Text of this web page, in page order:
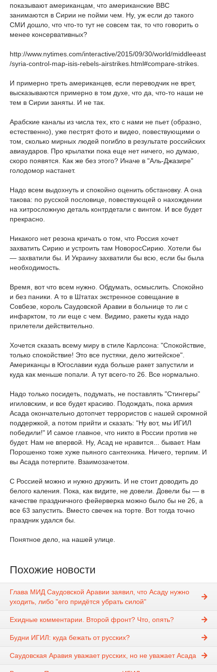
показывают американцам, что американские ВВС
занимаются в Сирии не пойми чем. Ну, уж если до такого
СМИ дошло, что что-то тут не совсем так, то что говорить о
менее консервативных?
http://www.nytimes.com/interactive/2015/09/30/world/middleeast
/syria-control-map-isis-rebels-airstrikes.html#compare-strikes.
И примерно треть американцев, если переводчик не врет,
высказываются примерно в том духе, что да, что-то наши не
тем в Сирии заняты. И не так.
Арабские каналы из числа тех, кто с нами не пьет (образно,
естественно), уже пестрят фото и видео, повествующими о
том, сколько мирных людей погибло в результате российских
авиаударов. Про крылатки пока еще нет ничего, но думаю,
скоро появятся. Как же без этого? Иначе в "Аль-Джазире"
голодомор настанет.
Надо всем выдохнуть и спокойно оценить обстановку. А она
такова: по русской пословице, повествующей о нахождении
на хитросложную деталь контрдетали с винтом. И все будет
прекрасно.
Никакого нет резона кричать о том, что Россия хочет
захватить Сирию и устроить там НоворосСирию. Хотели бы
— захватили бы. И Украину захватили бы всю, если бы была
необходимость.
Время, вот что всем нужно. Обдумать, осмыслить. Спокойно
и без паники. А то в Штатах экстренное совещание в
Совбезе, король Саудовской Аравии в больнице то ли с
инфарктом, то ли еще с чем. Видимо, ракеты куда надо
прилетели действительно.
Хочется сказать всему миру в стиле Карлсона: "Спокойствие,
только спокойствие! Это все пустяки, дело житейское".
Американцы в Югославии куда больше ракет запустили и
куда как меньше попали. А тут всего-то 26. Все нормально.
Надо только посидеть, подумать, не поставлять "Стингеры"
игиловским, и все будет красиво. Подождать, пока армия
Асада окончательно дотопчет террористов с нашей скромной
поддержкой, а потом прийти и сказать: "Ну вот, мы ИГИЛ
победили!" И самое главное, что никто в России против не
будет. Нам не впервой. Ну, Асад не нравится... бывает. Нам
Порошенко тоже хуже пьяного сантехника. Ничего, терпим. И
вы Асада потерпите. Взаимозачетом.
С Россией можно и нужно дружить. И не стоит доводить до
белого каления. Пока, как видите, не довели. Довели бы — в
качестве праздничного фейерверка можно было бы не 26, а
все 63 запустить. Вместо свечек на торте. Вот тогда точно
праздник удался бы.
Понятное дело, на нашей улице.
Похожие новости
Глава МИД Саудовской Аравии заявил, что Асаду нужно
уходить, либо "его придётся убрать силой"
Ехидные комментарии. Второй фронт? Что, опять?
Будни ИГИЛ: куда бежать от русских?
Саудовская Аравия уважает русских, но не уважает Асада